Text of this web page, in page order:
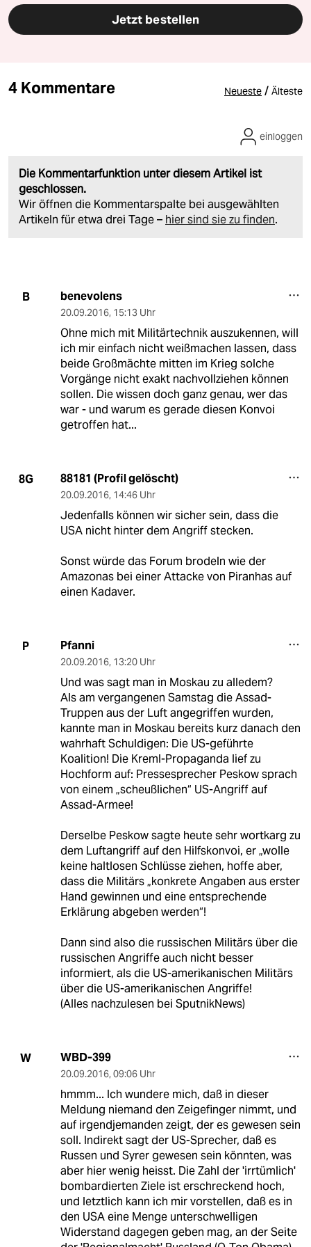
Jetzt bestellen
4 Kommentare Neueste / Älteste
Die Kommentarfunktion unter diesem Artikel ist
geschlossen.
Wir öffnen die Kommentarspalte bei ausgewählten
Artikeln für etwa drei Tage – hier sind sie zu finden.
einloggen
B benevolens
20.09.2016, 15:13 Uhr
Ohne mich mit Militärtechnik auszukennen, will
ich mir einfach nicht weißmachen lassen, dass
beide Großmächte mitten im Krieg solche
Vorgänge nicht exakt nachvollziehen können
sollen. Die wissen doch ganz genau, wer das
war - und warum es gerade diesen Konvoi
getroffen hat...
8G 88181 (Profil gelöscht)
20.09.2016, 14:46 Uhr
Jedenfalls können wir sicher sein, dass die
USA nicht hinter dem Angriff stecken.
Sonst würde das Forum brodeln wie der
Amazonas bei einer Attacke von Piranhas auf
einen Kadaver.
P Pfanni
20.09.2016, 13:20 Uhr
Und was sagt man in Moskau zu alledem?
Als am vergangenen Samstag die Assad-
Truppen aus der Luft angegriffen wurden,
kannte man in Moskau bereits kurz danach den
wahrhaft Schuldigen: Die US-geführte
Koalition! Die Kreml-Propaganda lief zu
Hochform auf: Pressesprecher Peskow sprach
von einem „scheußlichen“ US-Angriff auf
Assad-Armee!
Derselbe Peskow sagte heute sehr wortkarg zu
dem Luftangriff auf den Hilfskonvoi, er „wolle
keine haltlosen Schlüsse ziehen, hoffe aber,
dass die Militärs „konkrete Angaben aus erster
Hand gewinnen und eine entsprechende
Erklärung abgeben werden“!
Dann sind also die russischen Militärs über die
russischen Angriffe auch nicht besser
informiert, als die US-amerikanischen Militärs
über die US-amerikanischen Angriffe!
(Alles nachzulesen bei SputnikNews)
W WBD-399
20.09.2016, 09:06 Uhr
hmmm... Ich wundere mich, daß in dieser
Meldung niemand den Zeigefinger nimmt, und
auf irgendjemanden zeigt, der es gewesen sein
soll. Indirekt sagt der US-Sprecher, daß es
Russen und Syrer gewesen sein könnten, was
aber hier wenig heisst. Die Zahl der 'irrtümlich'
bombardierten Ziele ist erschreckend hoch,
und letztlich kann ich mir vorstellen, daß es in
den USA eine Menge unterschwelligen
Widerstand dagegen geben mag, an der Seite